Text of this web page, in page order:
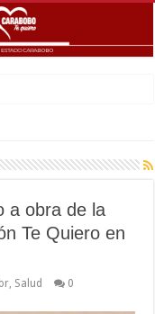
a obra de la
Te Quiero en
Salud
0